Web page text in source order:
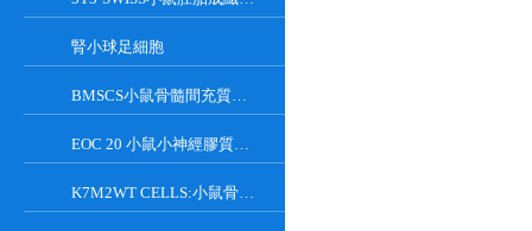
腎小球足細胞
BMSCS小鼠骨髓間充質干細胞
EOC 20 小鼠小神經膠質細胞系
K7M2WT CELLS:小鼠骨肉瘤成骨細胞系